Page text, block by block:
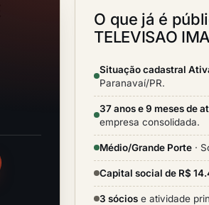
O que já é
TELEVISAO
Situação cadastral
Paranavaí/PR.
37 anos e 9 meses de
empresa consolidada.
Médio/Grande Porte ·
Capital social de R$
3 sócios e atividade